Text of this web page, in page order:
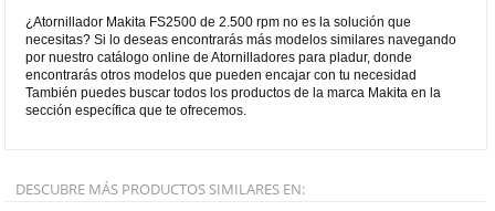
¿Atornillador Makita FS2500 de 2.500 rpm no es la solución que
necesitas? Si lo deseas encontrarás más modelos similares navegando
por nuestro catálogo online de Atornilladores para pladur, donde
encontrarás otros modelos que pueden encajar con tu necesidad
También puedes buscar todos los productos de la marca Makita en la
sección específica que te ofrecemos.
DESCUBRE MÁS PRODUCTOS SIMILARES EN: